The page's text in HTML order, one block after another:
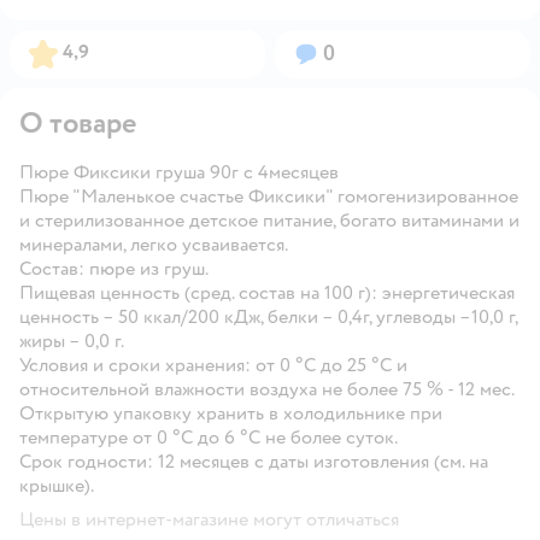
Рейтинг:
4,9 Вопросов:
0
О товаре
Пюре Фиксики груша 90г с 4месяцев
Пюре "Маленькое счастье Фиксики" гомогенизированное
и стерилизованное детское питание, богато витаминами и
минералами, легко усваивается.
Состав: пюре из груш.
Пищевая ценность (сред. состав на 100 г): энергетическая
ценность – 50 ккал/200 кДж, белки – 0,4г, углеводы –10,0 г,
жиры – 0,0 г.
Условия и сроки хранения: от 0 °С до 25 °С и
относительной влажности воздуха не более 75 % - 12 мес.
Открытую упаковку хранить в холодильнике при
температуре от 0 °C до 6 °C не более суток.
Срок годности: 12 месяцев с даты изготовления (см. на
крышке).
Цены в интернет-магазине могут отличаться